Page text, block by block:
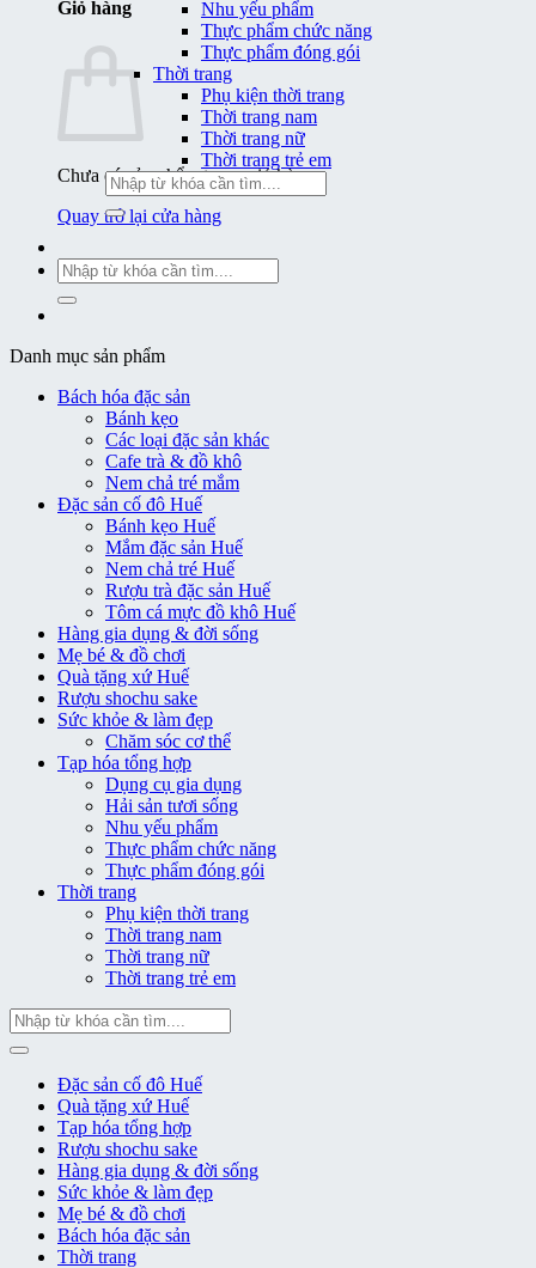
Giỏ hàng
Chưa có sản phẩm trong giỏ hàng.
Quay trở lại cửa hàng
Nhu yếu phẩm
Thực phẩm chức năng
Thực phẩm đóng gói
Thời trang
Phụ kiện thời trang
Thời trang nam
Thời trang nữ
Thời trang trẻ em
Tìm
kiếm:
Tìm
kiếm:
Danh mục sản phẩm
Bách hóa đặc sản
Bánh kẹo
Các loại đặc sản khác
Cafe trà & đồ khô
Nem chả tré mắm
Đặc sản cố đô Huế
Bánh kẹo Huế
Mắm đặc sản Huế
Nem chả tré Huế
Rượu trà đặc sản Huế
Tôm cá mực đồ khô Huế
Hàng gia dụng & đời sống
Mẹ bé & đồ chơi
Quà tặng xứ Huế
Rượu shochu sake
Sức khỏe & làm đẹp
Chăm sóc cơ thể
Tạp hóa tổng hợp
Dụng cụ gia dụng
Hải sản tươi sống
Nhu yếu phẩm
Thực phẩm chức năng
Thực phẩm đóng gói
Thời trang
Phụ kiện thời trang
Thời trang nam
Thời trang nữ
Thời trang trẻ em
Tìm
kiếm:
Đặc sản cố đô Huế
Quà tặng xứ Huế
Tạp hóa tổng hợp
Rượu shochu sake
Hàng gia dụng & đời sống
Sức khỏe & làm đẹp
Mẹ bé & đồ chơi
Bách hóa đặc sản
Thời trang